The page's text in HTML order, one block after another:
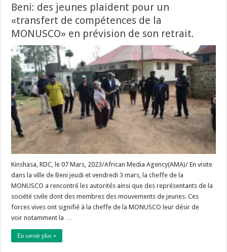
Beni: des jeunes plaident pour un
«transfert de compétences de la
MONUSCO» en prévision de son retrait.
Kinshasa, RDC, le 07 Mars, 2023/African Media Agency(AMA)/ En visite
dans la ville de Beni jeudi et vendredi 3 mars, la cheffe de la
MONUSCO a rencontré les autorités ainsi que des représentants de la
société civile dont des membres des mouvements de jeunes. Ces
forces vives ont signifié à la cheffe de la MONUSCO leur désir de
voir notamment la …
En savoir plus »